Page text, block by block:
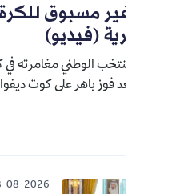
مسبوق للكرة النسوية
(فيديو)
الوطني مغامرته في كأس أمم
فوز باهر على كوت ديفوار.
08-08-2026
19:29